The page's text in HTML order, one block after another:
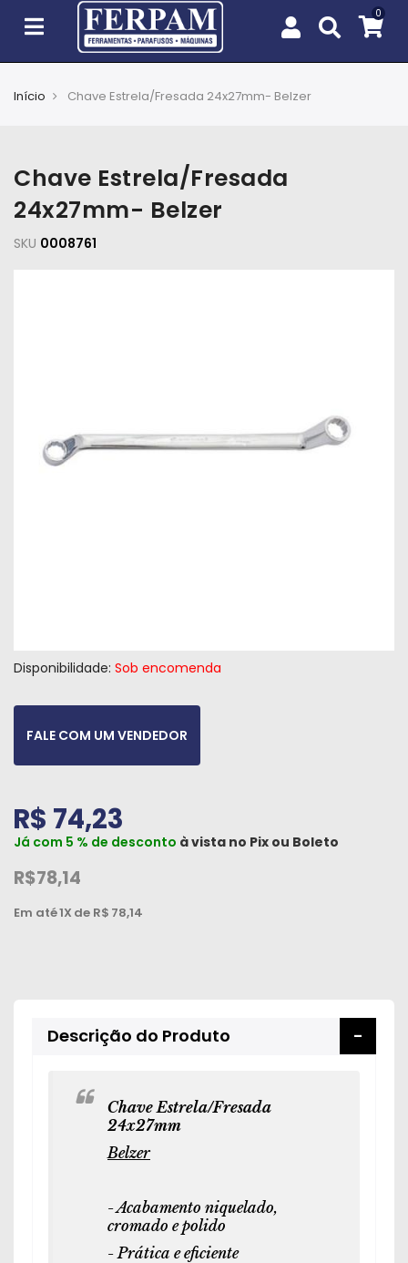
e
Jardim
EPIs
Iluminação
Hidráulicos
Pneumáticos
e
Peças
Acessórios
Oficina
Início Chave Estrela/Fresada 24x27mm- Belzer
Chave Estrela/Fresada
24x27mm- Belzer
SKU 0008761
Disponibilidade: Sob encomenda
FALE COM UM VENDEDOR
R$ 74,23
Já com 5 % de desconto à vista no Pix ou Boleto
R$78,14
Em até1X de R$ 78,14
Descrição do Produto
Chave Estrela/Fresada
24x27mm
Belzer
- Acabamento niquelado,
cromado e polido
- Prática e eficiente